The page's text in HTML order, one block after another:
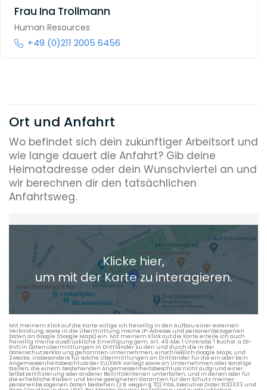
Frau Ina Trollmann
Human Resources
+49 (0)211 2005 6456
Ort und Anfahrt
Wo befindet sich dein zukünftiger Arbeitsort und
wie lange dauert die Anfahrt? Gib deine
Heimatadresse oder dein Wunschviertel an und
wir berechnen dir den tatsächlichen
Anfahrtsweg.
Heimatadresse oder Wunschort
+ Aktuellen Standort hinzufügen
Die berechneten Anreisezeiten basieren auf den
Verkehrsdaten eines typischen Dienstag morgens um 8:30.
Klicke hier,
um mit der Karte zu interagieren.
Mit meinem Klick auf die Karte willige ich freiwillig in den Aufbau einer externen
Verbindung, sowie in die Übermittlung meine IP-Adresse und personenbezogenen
Daten an Google (Google Maps) ein. Mit meinem Klick auf die Karte erteile ich auch
freiwillig meine ausdrückliche Einwilligung gem. Art. 49 Abs. 1 Unterabs. 1 Buchst. a DS-
GVO in Datenübermittlungen in Drittländer zu den und durch die in der
Datenschutzerklärung genannten Unternehmen, einschließlich Google Maps, und
Zwecke, insbesondere für solche Übermittlungen an Drittländer für die ein oder kein
Angemessenheitsbeschluss der EU/EWR vorliegt sowie an Unternehmen oder sonstige
Stellen, die einem bestehenden Angemessenheitsbeschluss nicht aufgrund einer
Selbstzertifizierung oder anderer Beitrittskriterien unterfallen, und in denen oder für
die erhebliche Risiken und keine geeigneten Garantien für den Schutz meiner
personenbezogenen Daten bestehen (z.B. wegen § 702 FISA, Executive Order EO12333 und